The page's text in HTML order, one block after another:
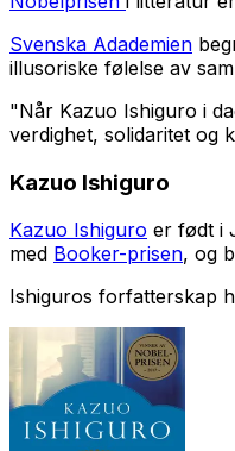
Svenska Adademien
illusoriske følelse av
"Når Kazuo Ishiguro i
verdighet, solidaritet og
Kazuo Ishiguro
Kazuo Ishiguro er født i
med Booker-prisen, og
Ishiguros forfatterskap